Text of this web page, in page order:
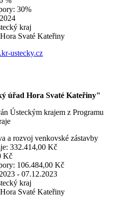
30%
kraj
Svaté Kateřiny
ustecky.cz
úřad Hora Svaté Kateřiny"
Ústeckým krajem z Programu
a rozvoj venkovské zástavby
332.414,00 Kč
Kč
106.484,00 Kč
- 07.12.2023
kraj
Svaté Kateřiny